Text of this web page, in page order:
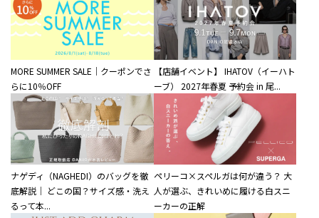
MORE SUMMER SALE｜クーポンでさ
らに10％OFF
【店舗イベント】 IHATOV（イーハト
ーブ） 2027年春夏 予約会 in 尾...
ナゲディ（NAGHEDI）のバッグを徹
底解説｜ どこの国？サイズ感・洗え
るって本...
ペリーコ×スペルガは何が違う？ 大
人が選ぶ、きれいめに履ける白スニ
ーカーの正解